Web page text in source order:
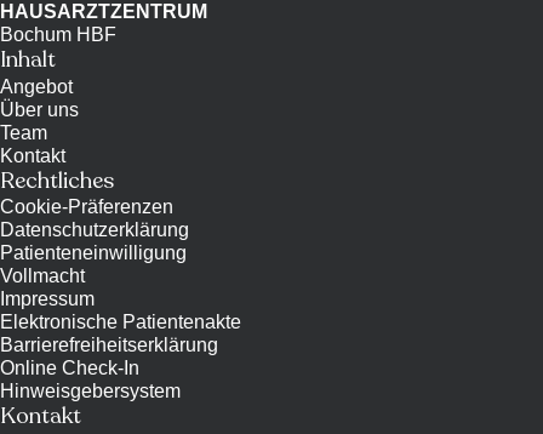
HAUSARZTZENTRUM
Bochum HBF
Inhalt
Angebot
Über uns
Team
Kontakt
Rechtliches
Cookie-Präferenzen
Datenschutzerklärung
Patienteneinwilligung
Vollmacht
Impressum
Elektronische Patientenakte
Barrierefreiheitserklärung
Online Check-In
Hinweisgebersystem
Kontakt